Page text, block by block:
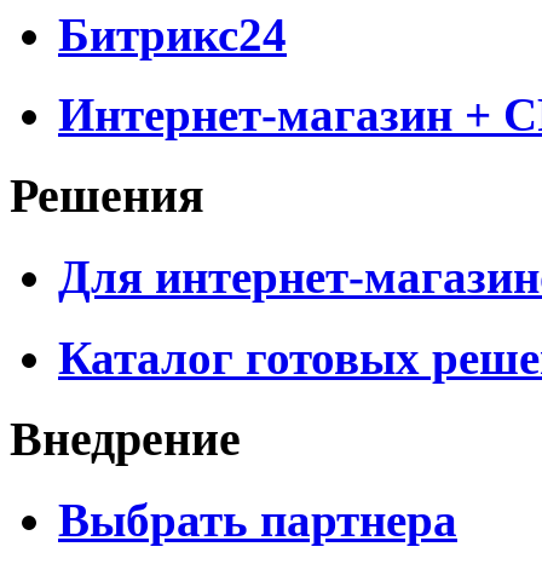
Битрикс24
Интернет-магазин +
Решения
Для интернет-
Каталог готовых
Внедрение
Выбрать партнера